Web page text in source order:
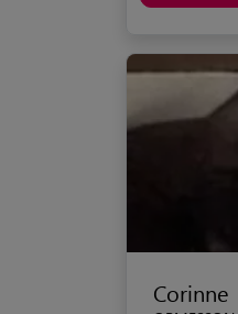
Corinne